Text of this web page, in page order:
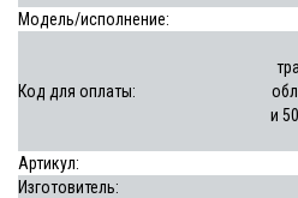
Модель/исполнение:
Код для оплаты:
и
Артикул:
Изготовитель: